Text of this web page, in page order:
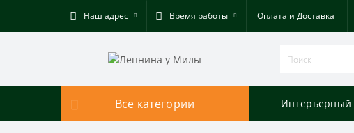
Наш адрес Время работы Оплата и Доставка
Все категории Интерьерный